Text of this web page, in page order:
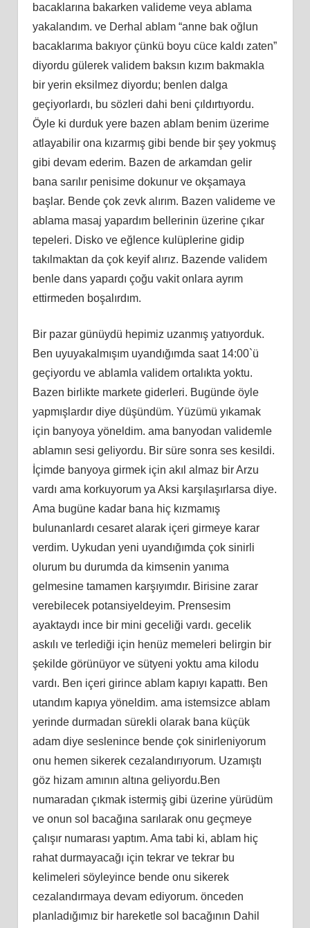
bacaklarına bakarken valideme veya ablama
yakalandım. ve Derhal ablam “anne bak oğlun
bacaklarıma bakıyor çünkü boyu cüce kaldı zaten”
diyordu gülerek validem baksın kızım bakmakla
bir yerin eksilmez diyordu; benlen dalga
geçiyorlardı, bu sözleri dahi beni çıldırtıyordu.
Öyle ki durduk yere bazen ablam benim üzerime
atlayabilir ona kızarmış gibi bende bir şey yokmuş
gibi devam ederim. Bazen de arkamdan gelir
bana sarılır penisime dokunur ve okşamaya
başlar. Bende çok zevk alırım. Bazen valideme ve
ablama masaj yapardım bellerinin üzerine çıkar
tepeleri. Disko ve eğlence kulüplerine gidip
takılmaktan da çok keyif alırız. Bazende validem
benle dans yapardı çoğu vakit onlara ayrım
ettirmeden boşalırdım.
Bir pazar günüydü hepimiz uzanmış yatıyorduk.
Ben uyuyakalmışım uyandığımda saat 14:00`ü
geçiyordu ve ablamla validem ortalıkta yoktu.
Bazen birlikte markete giderleri. Bugünde öyle
yapmışlardır diye düşündüm. Yüzümü yıkamak
için banyoya yöneldim. ama banyodan validemle
ablamın sesi geliyordu. Bir süre sonra ses kesildi.
İçimde banyoya girmek için akıl almaz bir Arzu
vardı ama korkuyorum ya Aksi karşılaşırlarsa diye.
Ama bugüne kadar bana hiç kızmamış
bulunanlardı cesaret alarak içeri girmeye karar
verdim. Uykudan yeni uyandığımda çok sinirli
olurum bu durumda da kimsenin yanıma
gelmesine tamamen karşıyımdır. Birisine zarar
verebilecek potansiyeldeyim. Prensesim
ayaktaydı ince bir mini geceliği vardı. gecelik
askılı ve terlediği için henüz memeleri belirgin bir
şekilde görünüyor ve sütyeni yoktu ama kilodu
vardı. Ben içeri girince ablam kapıyı kapattı. Ben
utandım kapıya yöneldim. ama istemsizce ablam
yerinde durmadan sürekli olarak bana küçük
adam diye seslenince bende çok sinirleniyorum
onu hemen sikerek cezalandırıyorum. Uzamıştı
göz hizam amının altına geliyordu.Ben
numaradan çıkmak istermiş gibi üzerine yürüdüm
ve onun sol bacağına sarılarak onu geçmeye
çalışır numarası yaptım. Ama tabi ki, ablam hiç
rahat durmayacağı için tekrar ve tekrar bu
kelimeleri söyleyince bende onu sikerek
cezalandırmaya devam ediyorum. önceden
planladığımız bir hareketle sol bacağının Dahil